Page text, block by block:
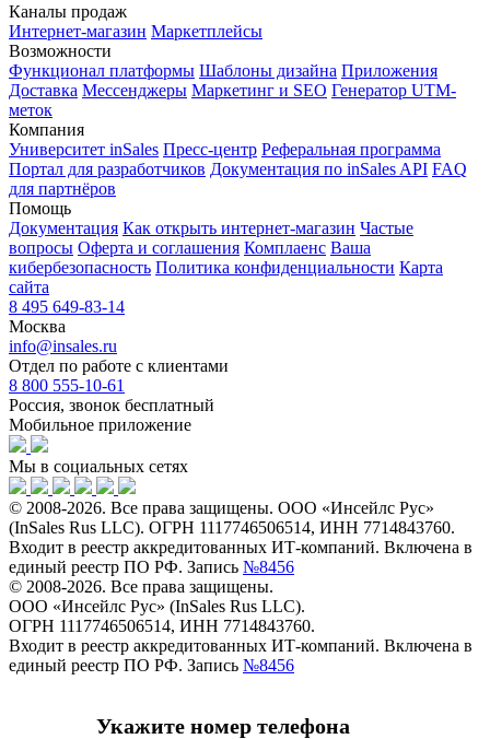
Каналы продаж
Интернет-магазин Маркетплейсы
Возможности
Функционал платформы Шаблоны дизайна Приложения
Доставка Мессенджеры Маркетинг и SEO Генератор UTM-
меток
Компания
Университет inSales Пресс-центр Реферальная программа
Портал для разработчиков Документация по inSales API FAQ
для партнёров
Помощь
Документация Как открыть интернет-магазин Частые
вопросы Оферта и соглашения Комплаенс Ваша
кибербезопасность Политика конфиденциальности Карта
сайта
8 495 649-83-14
Москва
info@insales.ru
Отдел по работе с клиентами
8 800 555-10-61
Россия, звонок бесплатный
Мобильное приложение
Мы в социальных сетях
© 2008-2026. Все права защищены. ООО «Инсейлс Рус»
(InSales Rus LLC). ОГРН 1117746506514, ИНН 7714843760.
Входит в реестр аккредитованных ИТ-компаний. Включена в
единый реестр ПО РФ. Запись №8456
© 2008-2026. Все права защищены.
ООО «Инсейлс Рус» (InSales Rus LLC).
ОГРН 1117746506514, ИНН 7714843760.
Входит в реестр аккредитованных ИТ-компаний. Включена в
единый реестр ПО РФ. Запись №8456
Укажите номер телефона